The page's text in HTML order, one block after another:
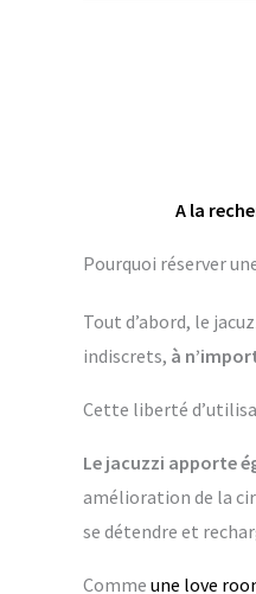
A la
Pourquoi réserver
Tout d’abord, le
indiscrets, à
Cette liberté
Le jacuzzi apporte
amélioration de la
se détendre et
Comme une love